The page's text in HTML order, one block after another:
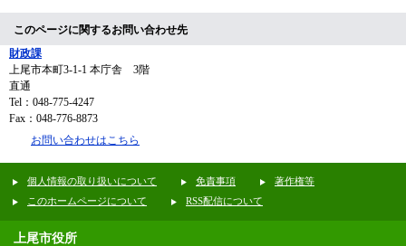
このページに関するお問い合わせ先
財政課
上尾市本町3-1-1 本庁舎 3階
直通
Tel：048-775-4247
Fax：048-776-8873
お問い合わせはこちら
個人情報の取り扱いについて 免責事項
著作権等
このホームページについて
RSS配信について
上尾市役所